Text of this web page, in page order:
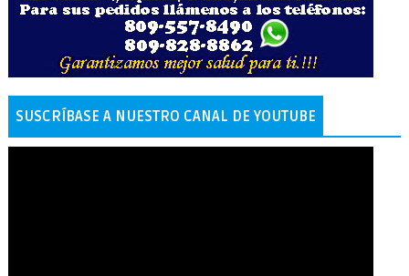
SUSCRÍBASE A NUESTRO CANAL DE YOUTUBE